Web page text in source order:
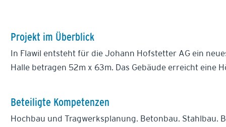
Projekt im Überblick
In Flawil entsteht für die Johann Hofstetter AG ein
Halle betragen 52m x 63m. Das Gebäude erreicht eine
Beteiligte Kompetenzen
Hochbau und Tragwerksplanung. Betonbau. Stahlbau.